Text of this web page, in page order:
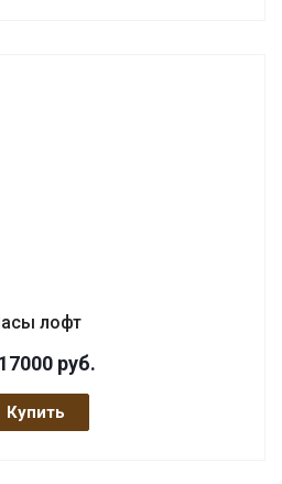
лофт
руб.
Купить